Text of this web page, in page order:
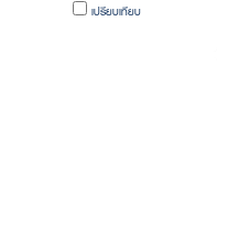
เปรียบเทียบ